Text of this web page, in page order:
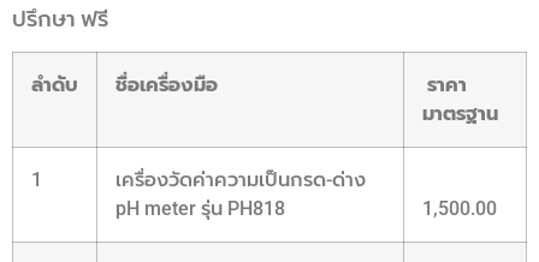
ปรึกษา ฟรี
ลำดับ ชื่อเครื่องมือ
ราคา
มาตรฐาน
1
เครื่องวัดค่าความเป็นกรด-ด่าง
pH meter รุ่น PH818
1,500.00